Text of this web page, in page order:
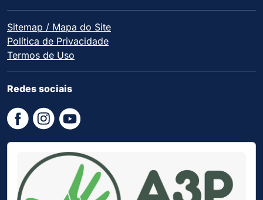
Sitemap / Mapa do Site
Política de Privacidade
Termos de Uso
Redes sociais